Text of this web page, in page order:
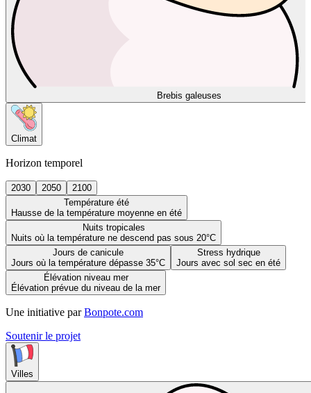
Brebis galeuses
Climat
Horizon temporel
2030 2050
2100
Température été
Hausse de la température moyenne en été
Nuits tropicales
Nuits où la température ne descend pas sous 20°C
Jours de canicule
Jours où la température dépasse 35°C
Stress hydrique
Jours avec sol sec en été
Élévation niveau mer
Élévation prévue du niveau de la mer
Une initiative par Bonpote.com
Soutenir le projet
Villes